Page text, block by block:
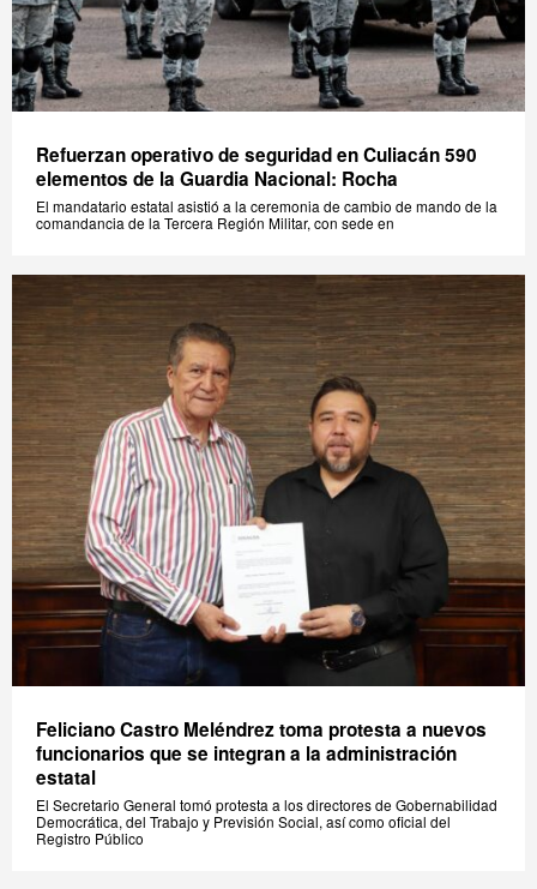
Refuerzan operativo de seguridad en Culiacán 590
elementos de la Guardia Nacional: Rocha
El mandatario estatal asistió a la ceremonia de cambio de mando de la
comandancia de la Tercera Región Militar, con sede en
Feliciano Castro Meléndrez toma protesta a nuevos
funcionarios que se integran a la administración
estatal
El Secretario General tomó protesta a los directores de Gobernabilidad
Democrática, del Trabajo y Previsión Social, así como oficial del
Registro Público